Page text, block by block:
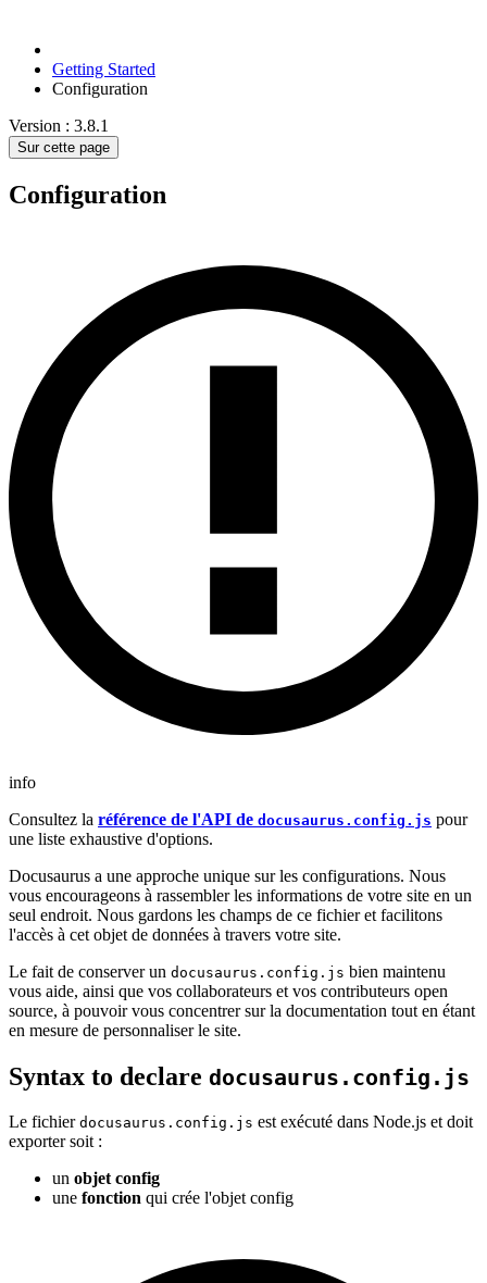
Getting Started
Configuration
Version : 3.8.1
Sur cette page
Configuration
info
Consultez la référence de l'API de docusaurus.config.js pour
une liste exhaustive d'options.
Docusaurus a une approche unique sur les configurations. Nous
vous encourageons à rassembler les informations de votre site en un
seul endroit. Nous gardons les champs de ce fichier et facilitons
l'accès à cet objet de données à travers votre site.
Le fait de conserver un docusaurus.config.js bien maintenu
vous aide, ainsi que vos collaborateurs et vos contributeurs open
source, à pouvoir vous concentrer sur la documentation tout en étant
en mesure de personnaliser le site.
Syntax to declare docusaurus.config.js
Le fichier docusaurus.config.js est exécuté dans Node.js et doit
exporter soit :
un objet config
une fonction qui crée l'objet config